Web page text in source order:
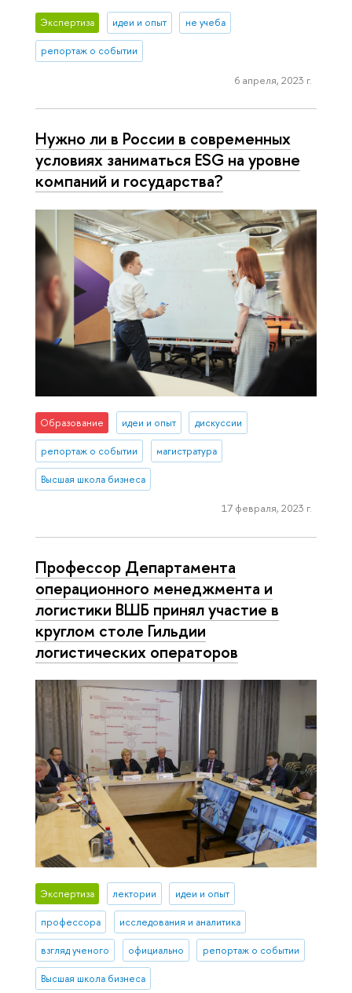
Экспертиза идеи и опыт не учеба
репортаж о событии
6 апреля, 2023 г.
Нужно ли в России в современных
условиях заниматься ESG на уровне
компаний и государства?
Образование идеи и опыт дискуссии
репортаж о событии магистратура
Высшая школа бизнеса
17 февраля, 2023 г.
Профессор Департамента
операционного менеджмента и
логистики ВШБ принял участие в
круглом столе Гильдии
логистических операторов
Экспертиза лектории идеи и опыт
профессора исследования и аналитика
взгляд ученого официально репортаж о событии
Высшая школа бизнеса